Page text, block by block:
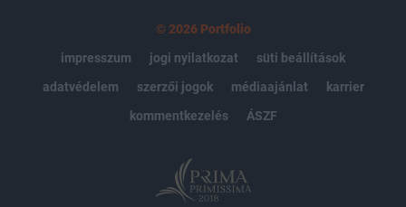
© 2026 Portfolio
impresszum
jogi nyilatkozat
süti beállítások
adatvédelem
szerzői jogok médiaajánlat
karrier
kommentkezelés
ÁSZF